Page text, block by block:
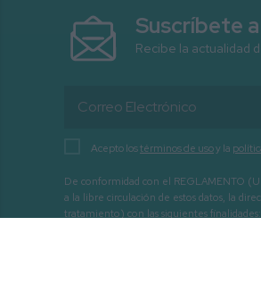
Suscríbete
Recibe la actualidad
Acepto lostérminos de usoy la
De conformidad con el REGLAMENTO
a la libre circulación de estos datos, la
tratamiento) con las siguientes